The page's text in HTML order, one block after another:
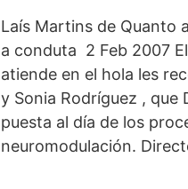
Laís Martins de Quanto
a conduta 2 Feb 2007
atiende en el hola les
y Sonia Rodríguez , que
puesta al día de los
neuromodulación.